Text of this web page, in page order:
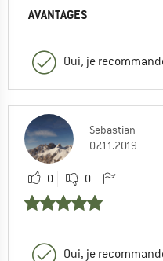
AVANTAGES
Oui, je
Sebastian
07.11.2019
0 0
Oui, je